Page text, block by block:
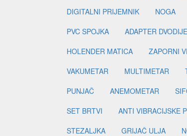
DIGITALNI PRIJEMNIK
NOGA
PVC SPOJKA
ADAPTER
HOLENDER MATICA
ZAPORNI
VAKUMETAR
MULTIMETAR
PUNJAČ
ANEMOMETAR
SET BRTVI
ANTI VIBRACIJSKE
STEZALJKA
GRIJAČ ULJA